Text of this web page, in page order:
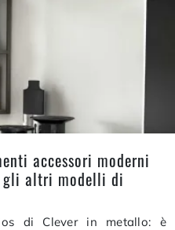
accessori moderni
gli altri modelli di
di Clever in metallo: è